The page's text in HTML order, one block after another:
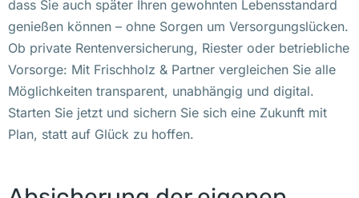
dass Sie auch später Ihren gewohnten Lebensstandard
genießen können – ohne Sorgen um Versorgungslücken.
Ob private Rentenversicherung, Riester oder betriebliche
Vorsorge: Mit Frischholz & Partner vergleichen Sie alle
Möglichkeiten transparent, unabhängig und digital.
Starten Sie jetzt und sichern Sie sich eine Zukunft mit
Plan, statt auf Glück zu hoffen.